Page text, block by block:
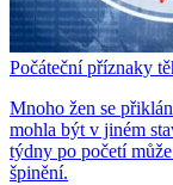
Počáteční příznaky
Mnoho žen se
mohla být v jiném
týdny po početí
špinění.